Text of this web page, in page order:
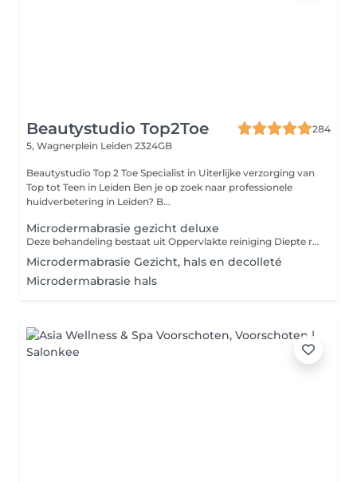
Beautystudio Top2Toe
284
5, Wagnerplein Leiden 2324GB
Beautystudio Top 2 Toe Specialist in Uiterlijke verzorging van
Top tot Teen in Leiden Ben je op zoek naar professionele
huidverbetering in Leiden? B...
Microdermabrasie gezicht deluxe
Deze behandeling bestaat uit Oppervlakte reiniging Diepte reiniging (verwijderen onzuiverheden) Microdermabrasie 15 min Alginaat masker Dagverzorging
Microdermabrasie Gezicht, hals en decolleté
Microdermabrasie hals